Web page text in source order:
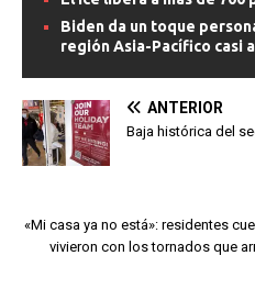
Biden da un toque
región Asia-Pacífico casi
ANTERIOR
Baja histórica del
«Mi casa ya no está»: residentes
vivieron con los tornados que